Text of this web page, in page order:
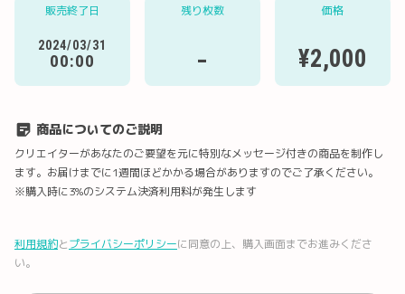
販売終了日
2024/03/31
00:00
残り枚数
-
価格
¥2,000
商品についてのご説明
クリエイターがあなたのご要望を元に特別なメッセージ付きの商品を制作し
ます。お届けまでに1週間ほどかかる場合がありますのでご了承ください。
※購入時に3%のシステム決済利用料が発生します
利用規約とプライバシーポリシーに同意の上、購入画面までお進みくださ
い。
Twitter LINE Facebook
URLコピー